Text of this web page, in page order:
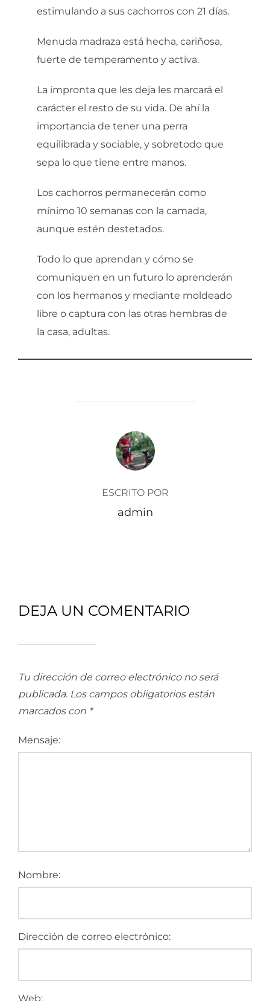
estimulando a sus cachorros con 21 días.
Menuda madraza está hecha, cariñosa,
fuerte de temperamento y activa.
La impronta que les deja les marcará el
carácter el resto de su vida. De ahí la
importancia de tener una perra
equilibrada y sociable, y sobretodo que
sepa lo que tiene entre manos.
Los cachorros permanecerán como
mínimo 10 semanas con la camada,
aunque estén destetados.
Todo lo que aprendan y cómo se
comuniquen en un futuro lo aprenderán
con los hermanos y mediante moldeado
libre o captura con las otras hembras de
la casa, adultas.
AUTOR DE LA ENTRADA
ESCRITO POR
admin
DEJA UN COMENTARIO
Tu dirección de correo electrónico no será
publicada. Los campos obligatorios están
marcados con *
Mensaje:
Nombre:
Dirección de correo electrónico:
Web: